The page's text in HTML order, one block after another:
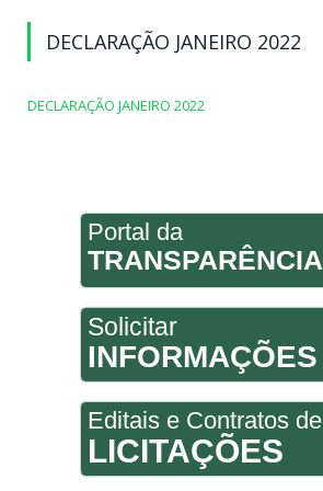
DECLARAÇÃO JANEIRO 2022
DECLARAÇÃO JANEIRO 2022
Portal da
TRANSPARÊNCIA
Solicitar
INFORMAÇÕES
Editais e Contratos de
LICITAÇÕES